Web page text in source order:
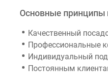
Основные принципы
Качественный
Профессиональные
Индивидуальный
Постоянным